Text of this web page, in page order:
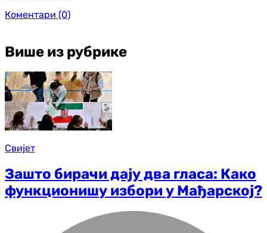
Коментари (0)
Више из рубрике
Свијет
Зашто бирачи дају два гласа: Како
функционишу избори у Мађарској?